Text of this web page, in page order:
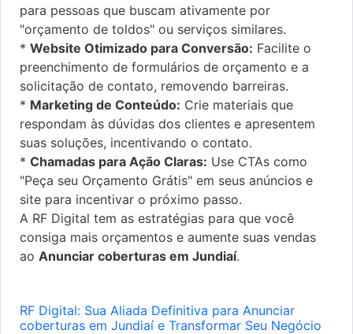
para pessoas que buscam ativamente por
"orçamento de toldos" ou serviços similares.
* Website Otimizado para Conversão: Facilite o
preenchimento de formulários de orçamento e a
solicitação de contato, removendo barreiras.
* Marketing de Conteúdo: Crie materiais que
respondam às dúvidas dos clientes e apresentem
suas soluções, incentivando o contato.
* Chamadas para Ação Claras: Use CTAs como
"Peça seu Orçamento Grátis" em seus anúncios e
site para incentivar o próximo passo.
A RF Digital tem as estratégias para que você
consiga mais orçamentos e aumente suas vendas
ao Anunciar coberturas em Jundiaí.
RF Digital: Sua Aliada Definitiva para Anunciar
coberturas em Jundiaí e Transformar Seu Negócio